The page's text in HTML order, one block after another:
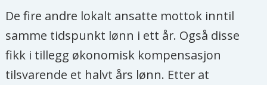
De fire andre lokalt ansatte mottok inntil
samme tidspunkt lønn i ett år. Også disse
fikk i tillegg økonomisk kompensasjon
tilsvarende et halvt års lønn. Etter at